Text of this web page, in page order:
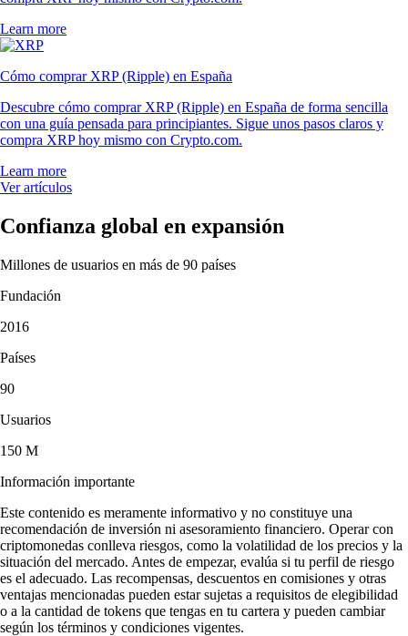
Learn more
Cómo comprar XRP (Ripple) en España
Descubre cómo comprar XRP (Ripple) en España de forma sencilla
con una guía pensada para principiantes. Sigue unos pasos claros y
compra XRP hoy mismo con Crypto.com.
Learn more
Ver artículos
Confianza global en expansión
Millones de usuarios en más de 90 países
Fundación
2016
Países
90
Usuarios
150 M
Información importante
Este contenido es meramente informativo y no constituye una
recomendación de inversión ni asesoramiento financiero. Operar con
criptomonedas conlleva riesgos, como la volatilidad de los precios y la
situación del mercado. Antes de empezar, evalúa si tu perfil de riesgo
es el adecuado. Las recompensas, descuentos en comisiones y otras
ventajas mencionadas pueden estar sujetas a requisitos de elegibilidad
o a la cantidad de tokens que tengas en tu cartera y pueden cambiar
según los términos y condiciones vigentes.